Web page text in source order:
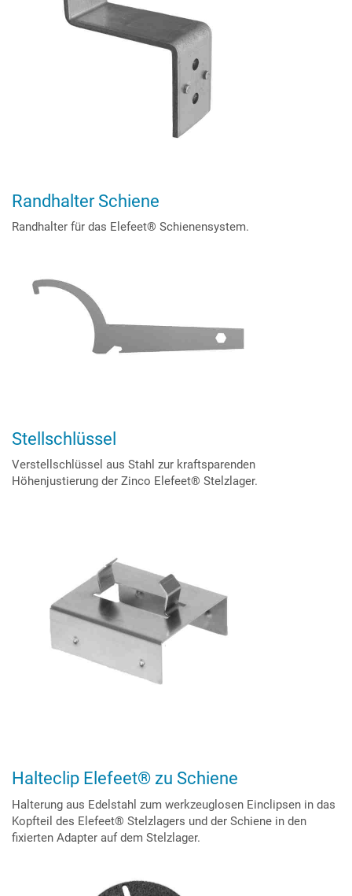
Randhalter Schiene
Randhalter für das Elefeet® Schienensystem.
Stellschlüssel
Verstellschlüssel aus Stahl zur kraftsparenden
Höhenjustierung der Zinco Elefeet® Stelzlager.
Halteclip Elefeet® zu Schiene
Halterung aus Edelstahl zum werkzeuglosen Einclipsen in das
Kopfteil des Elefeet® Stelzlagers und der Schiene in den
fixierten Adapter auf dem Stelzlager.